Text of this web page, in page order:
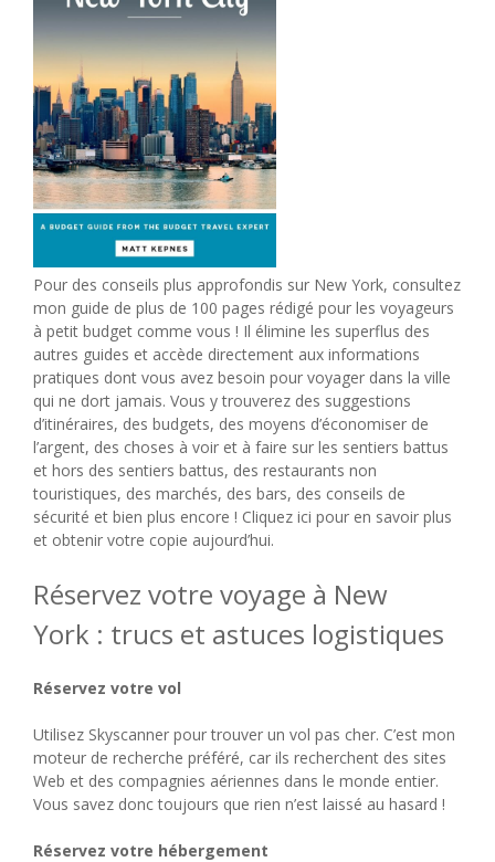
Pour des conseils plus approfondis sur New York, consultez
mon guide de plus de 100 pages rédigé pour les voyageurs
à petit budget comme vous ! Il élimine les superflus des
autres guides et accède directement aux informations
pratiques dont vous avez besoin pour voyager dans la ville
qui ne dort jamais. Vous y trouverez des suggestions
d’itinéraires, des budgets, des moyens d’économiser de
l’argent, des choses à voir et à faire sur les sentiers battus
et hors des sentiers battus, des restaurants non
touristiques, des marchés, des bars, des conseils de
sécurité et bien plus encore ! Cliquez ici pour en savoir plus
et obtenir votre copie aujourd’hui.
Réservez votre voyage à New
York : trucs et astuces logistiques
Réservez votre vol
Utilisez Skyscanner pour trouver un vol pas cher. C’est mon
moteur de recherche préféré, car ils recherchent des sites
Web et des compagnies aériennes dans le monde entier.
Vous savez donc toujours que rien n’est laissé au hasard !
Réservez votre hébergement